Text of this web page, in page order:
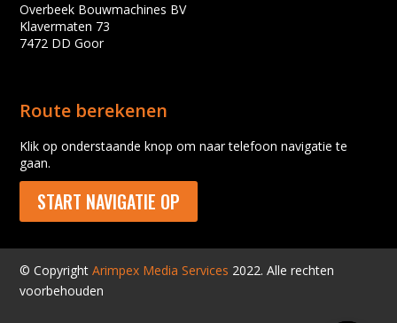
Overbeek Bouwmachines BV
Klavermaten 73
7472 DD Goor
Route berekenen
Klik op onderstaande knop om naar telefoon navigatie te
gaan.
START NAVIGATIE OP
© CopyrightArimpex Media Services 2022. Alle rechten
voorbehouden